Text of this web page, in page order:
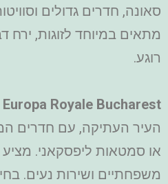
סאונה, חדרים גדולים
מתאים במיוחד לזוגות,
רוגע.
Europa Royale Bucharest
העיר העתיקה, עם חדרים
או סמטאות ליפסקאני.
משפחתיים ושירות נעים.